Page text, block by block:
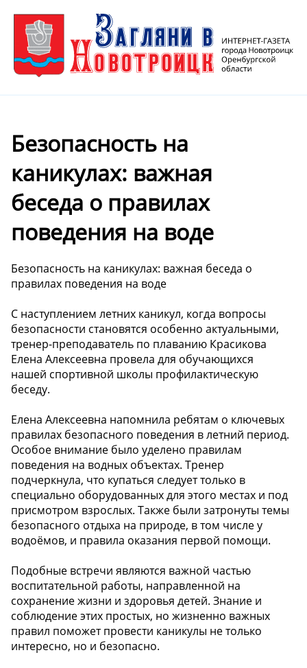
Безопасность на
каникулах: важная
беседа о правилах
поведения на воде
Безопасность на каникулах: важная беседа о
правилах поведения на воде
С наступлением летних каникул, когда вопросы
безопасности становятся особенно актуальными,
тренер-преподаватель по плаванию Красикова
Елена Алексеевна провела для обучающихся
нашей спортивной школы профилактическую
беседу.
Елена Алексеевна напомнила ребятам о ключевых
правилах безопасного поведения в летний период.
Особое внимание было уделено правилам
поведения на водных объектах. Тренер
подчеркнула, что купаться следует только в
специально оборудованных для этого местах и под
присмотром взрослых. Также были затронуты темы
безопасного отдыха на природе, в том числе у
водоёмов, и правила оказания первой помощи.
Подобные встречи являются важной частью
воспитательной работы, направленной на
сохранение жизни и здоровья детей. Знание и
соблюдение этих простых, но жизненно важных
правил поможет провести каникулы не только
интересно, но и безопасно.